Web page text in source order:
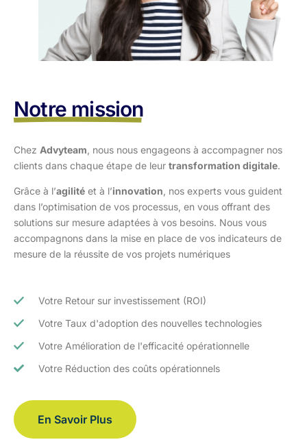
Notre mission
Chez Advyteam , nous nous engageons à accompagner nos
clients dans chaque étape de leur transformation digitale.
Grâce à l’agilité et à l’innovation , nos experts vous guident
dans l’optimisation de vos processus, en vous offrant des
solutions sur mesure adaptées à vos besoins. Nous vous
accompagnons dans la mise en place de vos indicateurs de
mesure de la réussite de vos projets numériques
Votre Retour sur investissement (ROI)
Votre Taux d'adoption des nouvelles technologies
Votre Amélioration de l'efficacité opérationnelle
Votre Réduction des coûts opérationnels
En Savoir Plus